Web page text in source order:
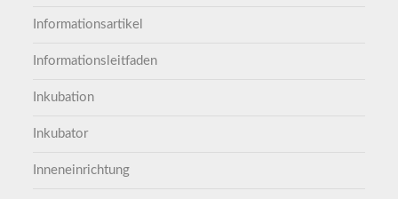
Informationsartikel
Informationsleitfaden
Inkubation
Inkubator
Inneneinrichtung